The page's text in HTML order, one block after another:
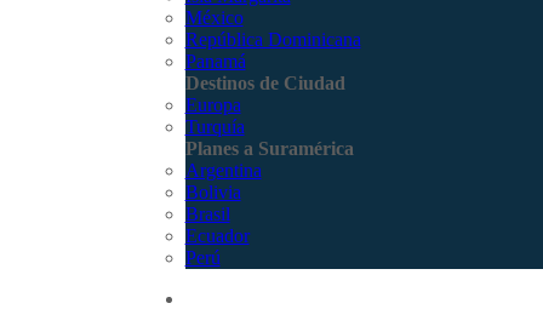
México
República Dominicana
Panamá
Destinos de Ciudad
Europa
Turquía
Planes a Suramérica
Argentina
Bolivia
Brasil
Ecuador
Perú